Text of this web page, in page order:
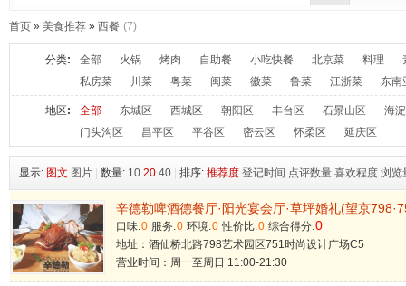
首页 » 美食推荐 » 西餐 (7)
分类: 全部 火锅 烤肉 自助餐 小吃快餐 北京菜 料理
私房菜
川菜 粤菜 闽菜 徽菜 鲁菜 江浙菜 东南
地区: 全部 东城区 西城区 朝阳区 丰台区 石景山区
海
门头沟区
昌平区 平谷区 密云区 怀柔区 延庆区
显示: 图文 图片 数量: 10 20 40 排序: 推荐度 登记时间 点评数量 喜欢程度 浏览
辛德勒啤酒德餐厅·阳光宴会厅·草坪婚礼(望京
口味:0 服务:0 环境:0 性价比:0 综合得分:0
地址：酒仙桥北路798艺术园区751时尚设计广场C5
营业时间：周一至周日 11:00-21:30